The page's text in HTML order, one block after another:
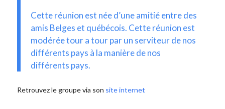
Cette réunion est née d’une amitié entre des
amis Belges et québécois. Cette réunion est
modérée tour a tour par un serviteur de nos
différents pays à la manière de nos
différents pays.
Retrouvez le groupe via son site internet